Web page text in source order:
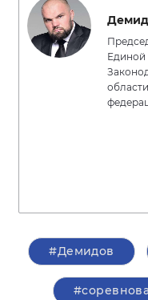
Единой
#Демидов